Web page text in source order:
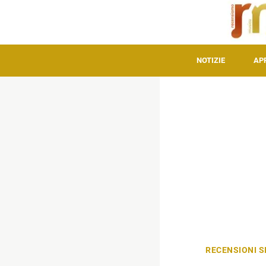
NOTIZIE
RECENSIONI